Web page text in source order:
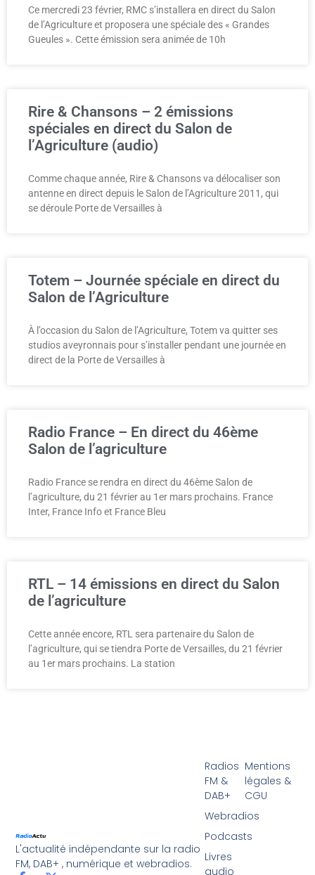
Ce mercredi 23 février, RMC s’installera en direct du Salon
de l’Agriculture et proposera une spéciale des « Grandes
Gueules ». Cette émission sera animée de 10h
Rire & Chansons – 2 émissions
spéciales en direct du Salon de
l’Agriculture (audio)
Comme chaque année, Rire & Chansons va délocaliser son
antenne en direct depuis le Salon de l’Agriculture 2011, qui
se déroule Porte de Versailles à
Totem – Journée spéciale en direct du
Salon de l’Agriculture
À l’occasion du Salon de l’Agriculture, Totem va quitter ses
studios aveyronnais pour s’installer pendant une journée en
direct de la Porte de Versailles à
Radio France – En direct du 46ème
Salon de l’agriculture
Radio France se rendra en direct du 46ème Salon de
l’agriculture, du 21 février au 1er mars prochains. France
Inter, France Info et France Bleu
RTL – 14 émissions en direct du Salon
de l’agriculture
Cette année encore, RTL sera partenaire du Salon de
l’agriculture, qui se tiendra Porte de Versailles, du 21 février
au 1er mars prochains. La station
L'actualité indépendante sur la radio
FM, DAB+ , numérique et webradios.
Radios
FM &
DAB+
Webradios
Podcasts
Livres
audio
Mentions
légales &
CGU